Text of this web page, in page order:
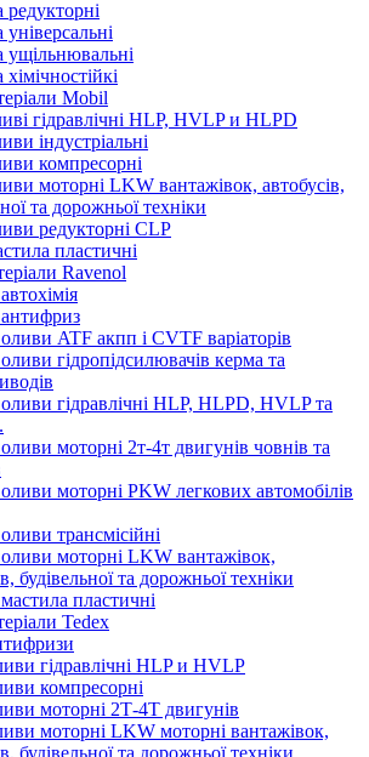
ущільнювальні
Mobil
гідравлічні HLP, HVLP и HLPD
індустріальні
компресорні
моторні LKW вантажівок, автобусів,
та дорожньої техніки
редукторні CLP
пластичні
Ravenol
ATF акпп і CVTF варіаторів
гідропідсилювачів керма та
гідравлічні HLP, HLPD, HVLP та
моторні 2т-4т двигунів човнів та
моторні PKW легкових автомобілів
трансмісійні
моторні LKW вантажівок,
будівельної та дорожньої техніки
пластичні
Tedex
гідравлічні HLP и HVLP
компресорні
моторні 2Т-4Т двигунів
моторні LKW моторні вантажівок,
будівельної та дорожньої техніки